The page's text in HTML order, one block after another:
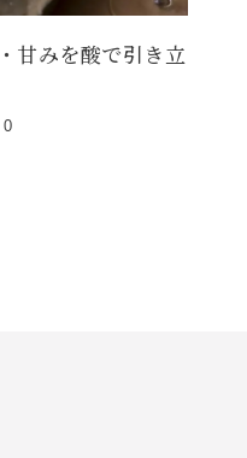
甘みを酸で引き立
0